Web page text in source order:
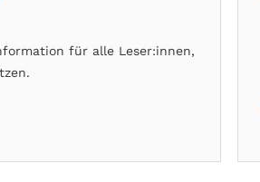
für alle Leser:innen,